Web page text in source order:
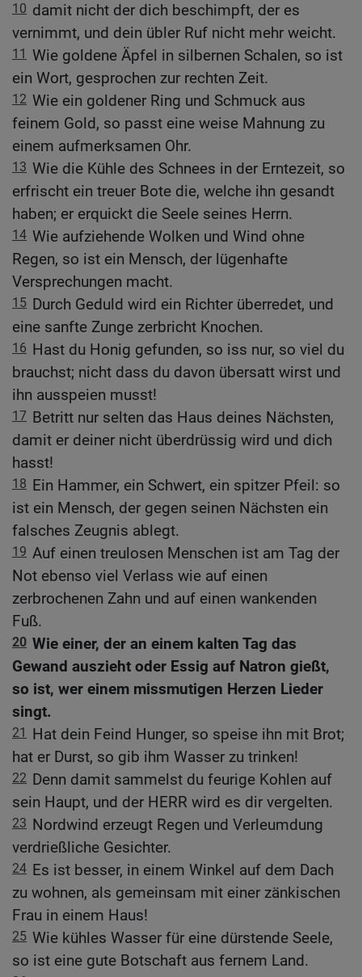
10 damit nicht der dich beschimpft, der es
vernimmt, und dein übler Ruf nicht mehr weicht.
11 Wie goldene Äpfel in silbernen Schalen, so ist
ein Wort, gesprochen zur rechten Zeit.
12 Wie ein goldener Ring und Schmuck aus
feinem Gold, so passt eine weise Mahnung zu
einem aufmerksamen Ohr.
13 Wie die Kühle des Schnees in der Erntezeit, so
erfrischt ein treuer Bote die, welche ihn gesandt
haben; er erquickt die Seele seines Herrn.
14 Wie aufziehende Wolken und Wind ohne
Regen, so ist ein Mensch, der lügenhafte
Versprechungen macht.
15 Durch Geduld wird ein Richter überredet, und
eine sanfte Zunge zerbricht Knochen.
16 Hast du Honig gefunden, so iss nur, so viel du
brauchst; nicht dass du davon übersatt wirst und
ihn ausspeien musst!
17 Betritt nur selten das Haus deines Nächsten,
damit er deiner nicht überdrüssig wird und dich
hasst!
18 Ein Hammer, ein Schwert, ein spitzer Pfeil: so
ist ein Mensch, der gegen seinen Nächsten ein
falsches Zeugnis ablegt.
19 Auf einen treulosen Menschen ist am Tag der
Not ebenso viel Verlass wie auf einen
zerbrochenen Zahn und auf einen wankenden
Fuß.
20 Wie einer, der an einem kalten Tag das
Gewand auszieht oder Essig auf Natron gießt,
so ist, wer einem missmutigen Herzen Lieder
singt.
21
Hat dein Feind Hunger, so speise ihn mit Brot;
hat er Durst, so gib ihm Wasser zu trinken!
22 Denn damit sammelst du feurige Kohlen auf
sein Haupt, und der HERR wird es dir vergelten.
23 Nordwind erzeugt Regen und Verleumdung
verdrießliche Gesichter.
24 Es ist besser, in einem Winkel auf dem Dach
zu wohnen, als gemeinsam mit einer zänkischen
Frau in einem Haus!
25 Wie kühles Wasser für eine dürstende Seele,
so ist eine gute Botschaft aus fernem Land.